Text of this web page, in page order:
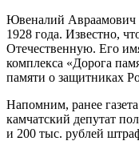
Ювеналий Авраамович
1928 года. Известно,
Отечественную. Его
комплекса «Дорога
памяти о защитниках
Напомним, ранее газета
камчатский депутат
и 200 тыс. рублей